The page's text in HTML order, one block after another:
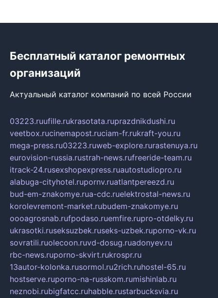
Бесплатный каталог ремонтных
организаций
Актуальный каталог компаний по всей России
03223.ruufille.rukrasotata.ruprazdnikdushi.ru
veetbox.rucinemapost.ruciam-fr.rukraft-you.ru
mega-press.ru03223.ruweb-explore.rurastenuya.ru
eurovision-russia.rustrah-news.rufreeride-team.ru
itrack-24.rusexshopexpress.ruautostudiopro.ru
alabuga-cityhotel.rupornv.ruatlantpereezd.ru
bud-em-znakomye.rua-cdc.ruelektrostal-news.ru
korolevremont-market.rubudem-znakomye.ru
oooagrosnab.rufpodaso.ruemfire.rupro-otdelky.ru
ukrasotki.ruseksuzbek.ruseks-uzbek.ruporno-vk.ru
sovratili.ruolecoon.ruvd-dosug.ruadonyev.ru
rbc-news.ruporno-skvirt.rukrospr.ru
13autor-kolonka.rusormol.ru2rich.ruhostel-65.ru
hostserve.ruporno-na-russkom.rumishinlab.ru
neznobi.rubigfatcc.ruhabble.rustarbucksvia.ru